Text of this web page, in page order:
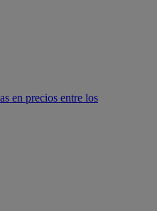
en precios entre los